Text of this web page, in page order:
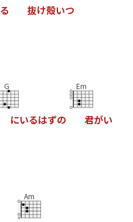
る 抜け殻いつ
G
にいるはずの
Em
君がい
Am